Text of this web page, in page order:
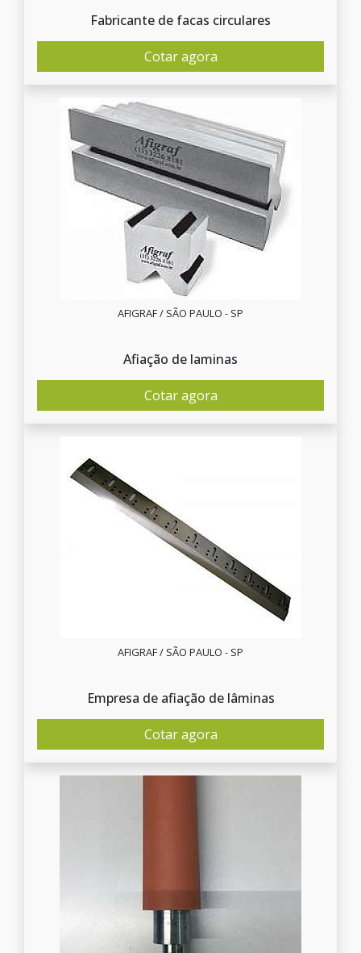
Fabricante de facas circulares
Cotar agora
AFIGRAF / SÃO PAULO - SP
Afiação de laminas
Cotar agora
AFIGRAF / SÃO PAULO - SP
Empresa de afiação de lâminas
Cotar agora